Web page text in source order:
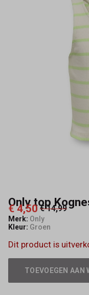
Only top
€ 4,50 € 14,99
Merk: Only
Kleur: Groen
Dit product is
TOEVOEGEN AAN